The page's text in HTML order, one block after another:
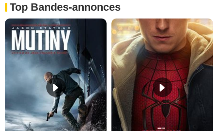
Top Bandes-annonces